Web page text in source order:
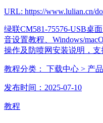
URL: https://www.lulian.cn/
绿联CM581-75576-USB桌
音设置教程、Windows/
操作及防喷网安装说明，支
教程分类： 下载中心 > 产
发布时间：2025-07-10
教程